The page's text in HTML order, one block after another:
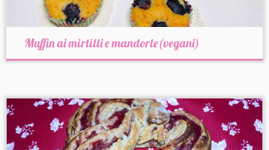
Muffin ai mirtilli e mandorle(vegani)